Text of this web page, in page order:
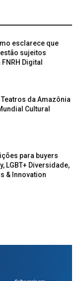
esclarece que
sujeitos
Digital
da Amazônia
Cultural
para buyers
LGBT+ Diversidade,
& Innovation